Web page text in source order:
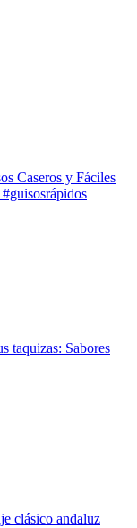
Caseros y Fáciles
taquizas: Sabores
clásico andaluz